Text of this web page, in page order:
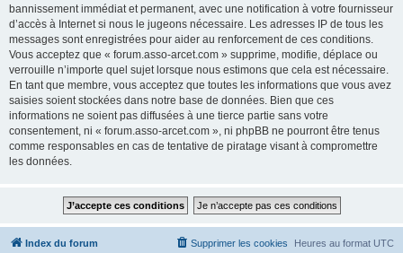
bannissement immédiat et permanent, avec une notification à votre fournisseur
d’accès à Internet si nous le jugeons nécessaire. Les adresses IP de tous les
messages sont enregistrées pour aider au renforcement de ces conditions.
Vous acceptez que « forum.asso-arcet.com » supprime, modifie, déplace ou
verrouille n’importe quel sujet lorsque nous estimons que cela est nécessaire.
En tant que membre, vous acceptez que toutes les informations que vous avez
saisies soient stockées dans notre base de données. Bien que ces
informations ne soient pas diffusées à une tierce partie sans votre
consentement, ni « forum.asso-arcet.com », ni phpBB ne pourront être tenus
comme responsables en cas de tentative de piratage visant à compromettre
les données.
Index du forum Heures au format UTC
Supprimer les cookies